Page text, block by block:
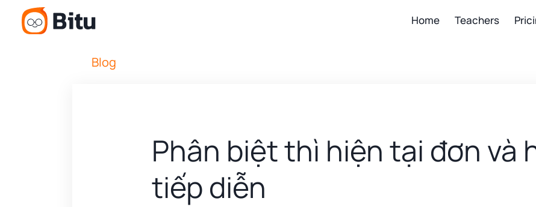
Home Teachers
Blog
Phân biệt thì hiện tại đơn và
tiếp diễn